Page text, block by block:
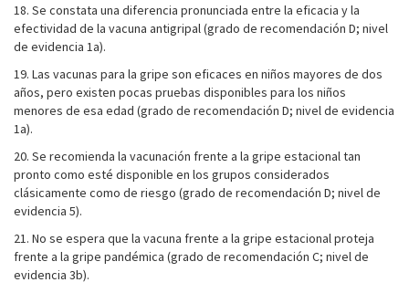
18. Se constata una diferencia pronunciada entre la eficacia y la
efectividad de la vacuna antigripal (grado de recomendación D; nivel
de evidencia 1a).
19. Las vacunas para la gripe son eficaces en niños mayores de dos
años, pero existen pocas pruebas disponibles para los niños
menores de esa edad (grado de recomendación D; nivel de evidencia
1a).
20. Se recomienda la vacunación frente a la gripe estacional tan
pronto como esté disponible en los grupos considerados
clásicamente como de riesgo (grado de recomendación D; nivel de
evidencia 5).
21. No se espera que la vacuna frente a la gripe estacional proteja
frente a la gripe pandémica (grado de recomendación C; nivel de
evidencia 3b).